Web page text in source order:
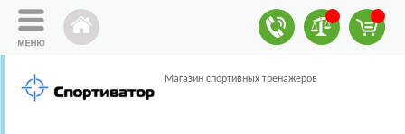
Магазин спортивных тренажеров